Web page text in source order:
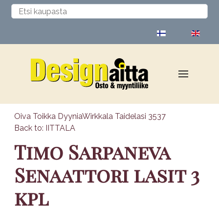
Oiva Toikka DyyniaWirkkala Taidelasi 3537
Back to: IITTALA
Timo Sarpaneva
Senaattori lasit 3
kpl